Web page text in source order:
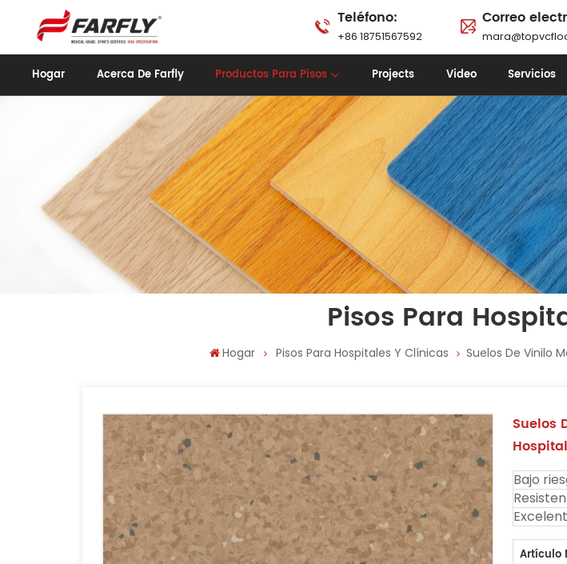
Teléfono:
+86 18751567592
Correo
Hogar Acerca De Farfly Productos Para Pisos Projects Video Servicios
Pisos Para
Hogar Pisos Para Hospitales Y Clínicas Suelos De Vinilo
Suelos
Bajo
Artículo